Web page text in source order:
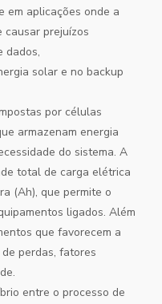
em aplicações onde a
prejuízos
dados,
solar e no backup
por células
armazenam energia
do sistema. A
total de carga elétrica
(Ah), que permite o
ligados. Além
que favorecem a
perdas, fatores
entre o processo de